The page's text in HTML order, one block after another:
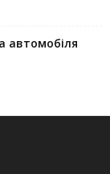
автомобіля